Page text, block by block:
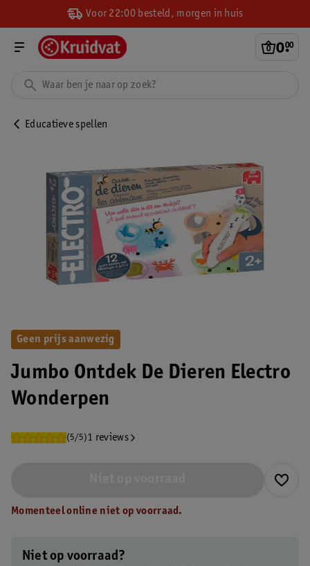
Voor 22:00 besteld, morgen in huis
0.
00
Educatieve spellen
Jumbo Ontdek De Dieren Electro
Wonderpen
(5/5)1 reviews
Geen prijs aanwezig
Momenteel online niet op voorraad.
Niet op voorraad?